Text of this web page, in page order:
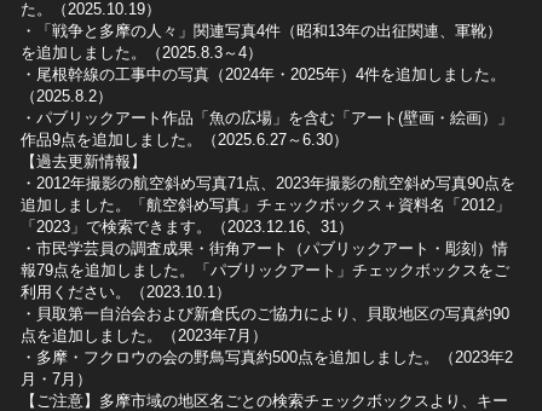
た。（2025.10.19）
​・「戦争と多摩の人々」関連写真4件（昭和13年の出征関連、軍靴）
を追加しました。（2025.8.3～4）
​・尾根幹線の工事中の写真（2024年・2025年）4件を追加しました。
（2025.8.2）
​・パブリックアート作品「魚の広場」を含む「アート(壁画・絵画）」
作品9点を追加しました。（2025.6.27～6.30）
【過去更新情報】
・2012年撮影の航空斜め写真71点、2023年撮影の航空斜め写真90点を
追加しました。「航空斜め写真」チェックボックス＋資料名「2012」
「2023」で検索できます。（2023.12.16、31）
​・市民学芸員の調査成果・街角アート（パブリックアート・彫刻）情
報79点を追加しました。「パブリックアート」チェックボックスをご
利用ください。（2023.10.1）
・貝取第一自治会および新倉氏のご協力により、貝取地区の写真約90
点を追加しました。（2023年7月）
・多摩・フクロウの会の野鳥写真約500点を追加しました。（2023年2
月・7月）
【ご注意】多摩市域の地区名ごとの検索チェックボックスより、キー